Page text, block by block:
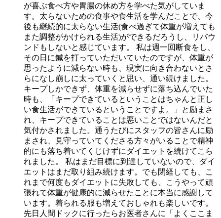
が喜ぶ食べ方や胃腸の休め方を学べた気がしていま
す。太らないための食事や食生活を学んだことで、今
後も継続的に太らない生活(食べ過ぎて体重が増えても
また調整がかけられる生活)ができるだろうし、リバウ
ンドもしないと感じています。 私は週一回断食をし、
その日に鍼を打っていただいていたのですが、体重が
思ったように減らない時も、現実に向き合わないとさ
らになし崩しに太っていくと思い、通い続けました。
キープしかできず、体重を減らせずに落ち込んでいた
時も、「キープできているということはちゃんと正し
い食生活ができているということですよ。」と励まさ
れ、キープできていることは悪いことではないんだと
気付かされました。通うたびにスタッフの皆さんに励
まされ、見守っていてくださる方々がいることで精神
的にも落ち着いてくじけずにダイエットを続けてこら
れました。 私はまだ目標に到達していないので、ダイ
エットはまだ取り組み続けます。でも閉経しても、こ
れまで何度もダイエットに失敗しても、こうやって頑
張れて体重が健康的に減らせたことに本当に感謝して
います。着られる服も増えておしゃれも楽しいです。
先日人間ドックに行ったらお医者さんに「よくここま